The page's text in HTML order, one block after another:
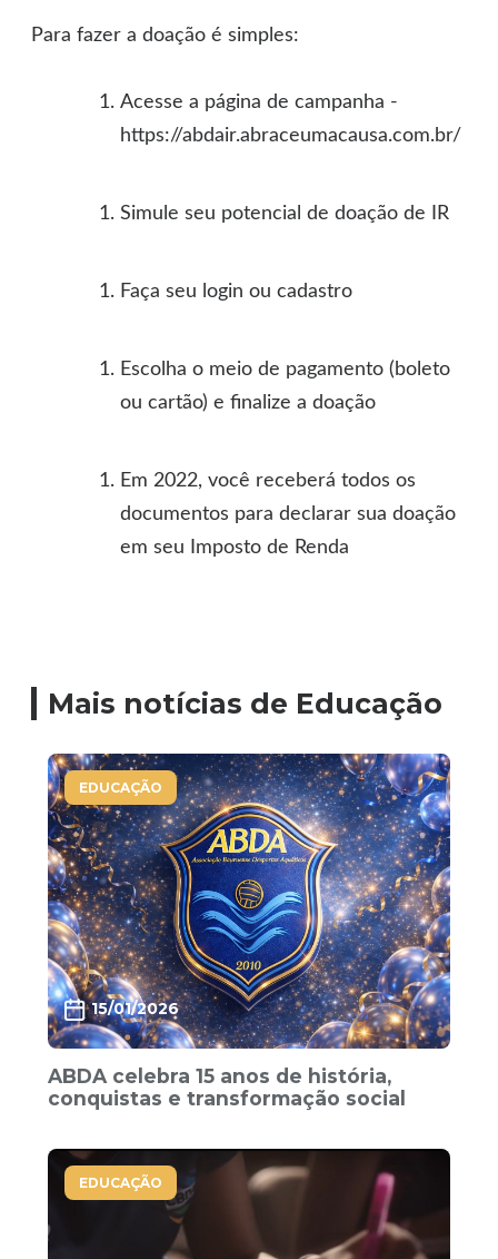
Para fazer a doação é simples:
Acesse a página de campanha -
https://abdair.abraceumacausa.com.br/
Simule seu potencial de doação de IR
Faça seu login ou cadastro
Escolha o meio de pagamento (boleto
ou cartão) e finalize a doação
Em 2022, você receberá todos os
documentos para declarar sua doação
em seu Imposto de Renda
Mais notícias de Educação
EDUCAÇÃO
15/01/2026
ABDA celebra 15 anos de história,
conquistas e transformação social
EDUCAÇÃO